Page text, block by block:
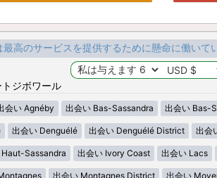
最高のサービスを提供するために懸命に働いて
ジボワール
会い Agnéby 出会い Bas-Sassandra 出会い Bas-
出会い Denguélé 出会い Denguélé District 出会
Haut-Sassandra 出会い Ivory Coast 出会い Lacs
出会い Montagnes District 出会い